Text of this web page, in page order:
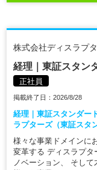
株式会社ディスラプ
経理｜東証スタン
正社員
掲載終了日：2026/8/28
経理｜東証スタンダー
ラプターズ（東証スタ
様々な事業ドメインに
変革する ディスラプタ
ノベーション、 そして